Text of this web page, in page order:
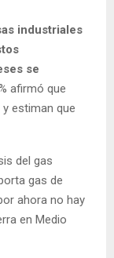
industriales
se
afirmó que
estiman que
del gas
gas de
ahora no hay
en Medio